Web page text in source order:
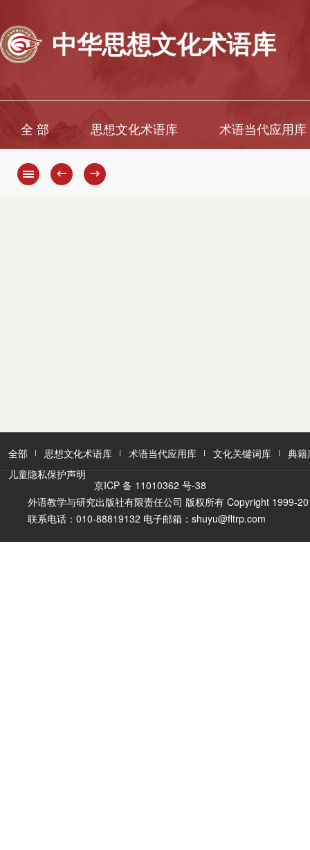
中华思想文化术语库
全 部 思想文化术语库 术语当代应用库
← →
全部 思想文化术语库 术语当代应用库 文化关键词库
典籍
儿童隐私保护声明
京ICP 备 11010362 号-38
外语教学与研究出版社有限责任公司 版权所有 Copyright 1999-
联系电话：010-88819132 电子邮箱：shuyu@fltrp.com